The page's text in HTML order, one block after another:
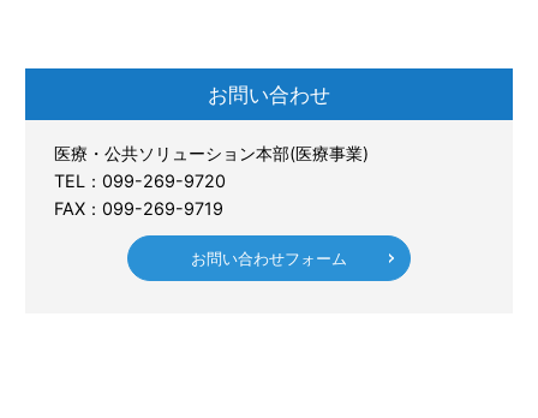
お問い合わせ
医療・公共ソリューション本部(医療事業)
TEL：099-269-9720
FAX：099-269-9719
お問い合わせフォーム